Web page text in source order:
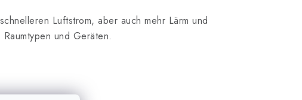
Luftstrom, aber auch mehr Lärm und
und Geräten.